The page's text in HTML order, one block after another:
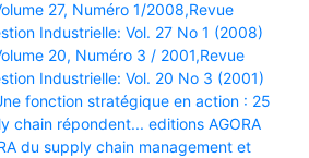
27, Numéro 1/2008,Revue
Industrielle: Vol. 27 No 1 (2008)
20, Numéro 3 / 2001,Revue
Industrielle: Vol. 20 No 3 (2001)
fonction stratégique en action : 25
chain répondent... editions AGORA
du supply chain management et